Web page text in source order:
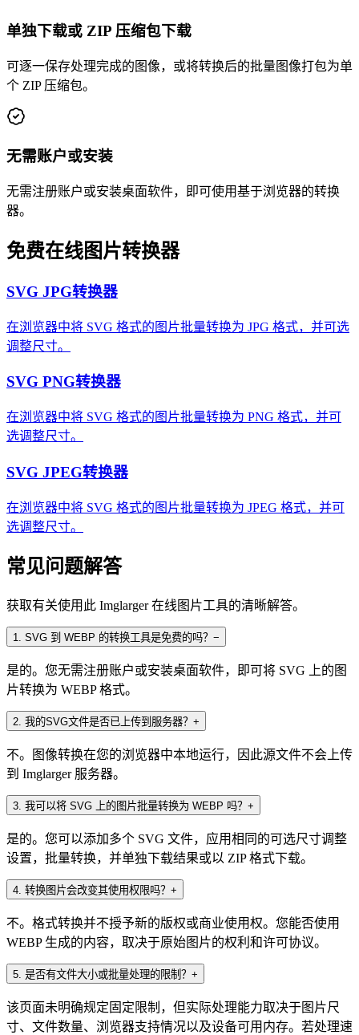
单独下载或 ZIP 压缩包下载
可逐一保存处理完成的图像，或将转换后的批量图像打包为单
个 ZIP 压缩包。
无需账户或安装
无需注册账户或安装桌面软件，即可使用基于浏览器的转换
器。
免费在线图片转换器
SVG JPG转换器
在浏览器中将 SVG 格式的图片批量转换为 JPG 格式，并可选
调整尺寸。
SVG PNG转换器
在浏览器中将 SVG 格式的图片批量转换为 PNG 格式，并可
选调整尺寸。
SVG JPEG转换器
在浏览器中将 SVG 格式的图片批量转换为 JPEG 格式，并可
选调整尺寸。
常见问题解答
获取有关使用此 Imglarger 在线图片工具的清晰解答。
1. SVG 到 WEBP 的转换工具是免费的吗？ −
是的。您无需注册账户或安装桌面软件，即可将 SVG 上的图
片转换为 WEBP 格式。
2. 我的SVG文件是否已上传到服务器？ +
不。图像转换在您的浏览器中本地运行，因此源文件不会上传
到 Imglarger 服务器。
3. 我可以将 SVG 上的图片批量转换为 WEBP 吗？ +
是的。您可以添加多个 SVG 文件，应用相同的可选尺寸调整
设置，批量转换，并单独下载结果或以 ZIP 格式下载。
4. 转换图片会改变其使用权限吗？ +
不。格式转换并不授予新的版权或商业使用权。您能否使用
WEBP 生成的内容，取决于原始图片的权利和许可协议。
5. 是否有文件大小或批量处理的限制？ +
该页面未明确规定固定限制，但实际处理能力取决于图片尺
寸、文件数量、浏览器支持情况以及设备可用内存。若处理速